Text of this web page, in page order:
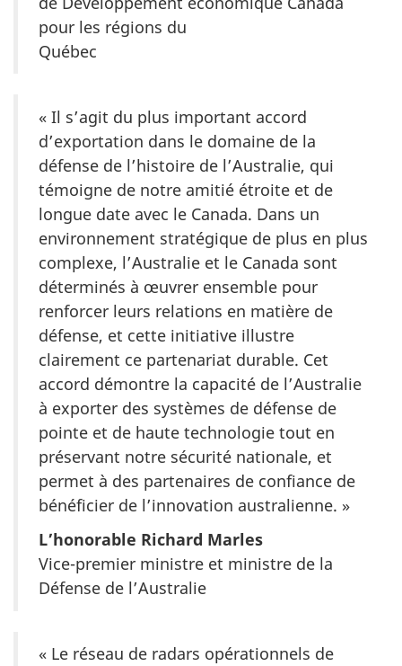
pour les régions du
Québec
« Il s’agit du plus important accord
d’exportation dans le domaine de la
défense de l’histoire de l’Australie, qui
témoigne de notre amitié étroite et de
longue date avec le Canada. Dans un
environnement stratégique de plus en plus
complexe, l’Australie et le Canada sont
déterminés à œuvrer ensemble pour
renforcer leurs relations en matière de
défense, et cette initiative illustre
clairement ce partenariat durable. Cet
accord démontre la capacité de l’Australie
à exporter des systèmes de défense de
pointe et de haute technologie tout en
préservant notre sécurité nationale, et
permet à des partenaires de confiance de
bénéficier de l’innovation australienne. »
L’honorable Richard Marles
Vice-premier ministre et ministre de la
Défense de l’Australie
« Le réseau de radars opérationnels de